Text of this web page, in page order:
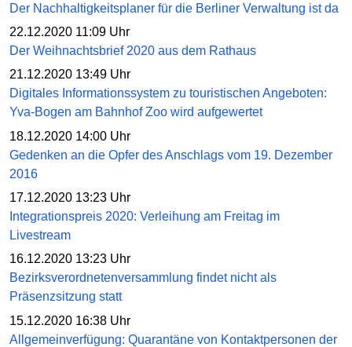
Der Nachhaltigkeitsplaner für die Berliner Verwaltung ist da
22.12.2020 11:09 Uhr
Der Weihnachtsbrief 2020 aus dem Rathaus
21.12.2020 13:49 Uhr
Digitales Informationssystem zu touristischen Angeboten:
Yva-Bogen am Bahnhof Zoo wird aufgewertet
18.12.2020 14:00 Uhr
Gedenken an die Opfer des Anschlags vom 19. Dezember
2016
17.12.2020 13:23 Uhr
Integrationspreis 2020: Verleihung am Freitag im
Livestream
16.12.2020 13:23 Uhr
Bezirksverordnetenversammlung findet nicht als
Präsenzsitzung statt
15.12.2020 16:38 Uhr
Allgemeinverfügung: Quarantäne von Kontaktpersonen der